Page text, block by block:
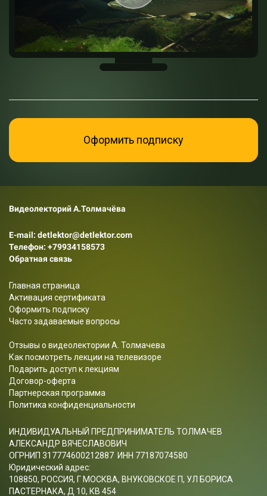
Оформить подписку
Видеолекторий А.Толмачёва
E-mail: detlektor@detlektor.com
Телефон: +79934158573
Обратная связь
Главная страница
Активация сертификата
Оформить подписку
Часто задаваемые вопросы
Отзывы о видеолектории А. Толмачева
Как посмотреть лекции на телевизоре
Подарить доступ к лекциям
Договор-оферта
Партнерская программа
Политика конфиденциальности
ИНДИВИДУАЛЬНЫЙ ПРЕДПРИНИМАТЕЛЬ ТОЛМАЧЕВ
АЛЕКСАНДР ВЯЧЕСЛАВОВИЧ
ОГРНИП 317774600212887 ИНН 77187074580
Юридический адрес:
108850, РОССИЯ, Г МОСКВА, ВНУКОВСКОЕ П, УЛ БОРИСА
ПАСТЕРНАКА, Д 10, КВ 454